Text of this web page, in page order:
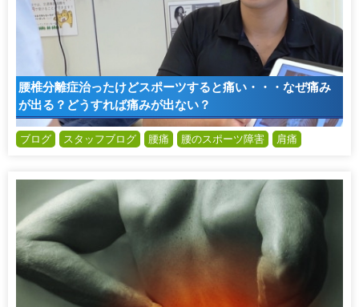
腰椎分離症治ったけどスポーツすると痛い・・・なぜ痛み
が出る？どうすれば痛みが出ない？
ブログ スタッフブログ 腰痛 腰のスポーツ障害 肩痛